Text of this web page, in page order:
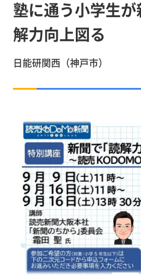
塾に通う小学生
解力向上図る
日能研関西（神戸市）